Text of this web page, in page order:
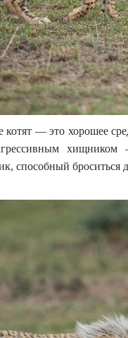
котят — это хорошее
способный броситься